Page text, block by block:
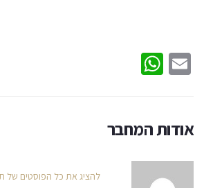
Email
אודות המחבר
להציג את כל הפוסטים של